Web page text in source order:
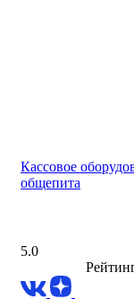
Кассовое
общепита
5.0